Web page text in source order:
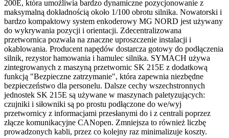
200E, która umożliwia bardzo dynamiczne pozycjonowanie z
maksymalną dokładnością około 1/100 obrotu silnika. Nowatorski i
bardzo kompaktowy system enkoderowy MG NORD jest używany
do wykrywania pozycji i orientacji. Zdecentralizowana
przetwornica pozwala na znaczne uproszczenie instalacji i
okablowania. Producent napędów dostarcza gotowy do podłączenia
silnik, rezystor hamowania i hamulec silnika. SYMACH używa
zintegrowanych z maszyną przetwornic SK 215E z dodatkową
funkcją "Bezpieczne zatrzymanie", która zapewnia niezbędne
bezpieczeństwo dla personelu. Dalsze cechy wszechstronnych
jednostek SK 215E są używane w maszynach paletyzujących:
czujniki i siłowniki są po prostu podłączone do we/wyj
przetwornicy z informacjami przesłanymi do i z centrali poprzez
złącze komunikacyjne CANopen. Zmniejsza to również liczbę
prowadzonych kabli, przez co kolejny raz minimalizuje koszty.